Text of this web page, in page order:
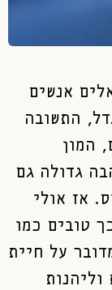
אנשים
התשובה
המון
גדולה גם
אז אולי
טובים כמו
על חיית